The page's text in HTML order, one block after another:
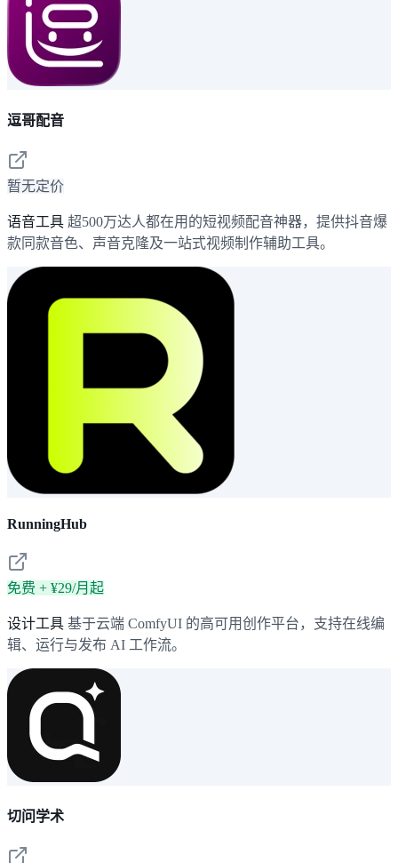
逗哥配音
暂无定价
语音工具 超500万达人都在用的短视频配音神器，提供抖音爆
款同款音色、声音克隆及一站式视频制作辅助工具。
RunningHub
免费 + ¥29/月起
设计工具 基于云端 ComfyUI 的高可用创作平台，支持在线编
辑、运行与发布 AI 工作流。
切问学术